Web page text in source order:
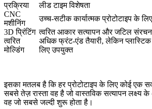
प्रक्रिया
लीड टाइम विशेषता
CNC
मशीनिंग
उच्च-सटीक कार्यात्मक प्रोटोटाइप के लिए
3D प्रिंटिंग त्वरित आकार सत्यापन और जटिल
त्वरित
मोल्डिंग
अधिक फ्रंट-एंड तैयारी, लेकिन
लिए उपयुक्त
इसका मतलब है कि हर प्रोटोटाइप के लिए कोई एक
सबसे तेज़ रास्ता वह है जो वास्तविक सत्यापन
वह जो सबसे जल्दी शुरू होता है।